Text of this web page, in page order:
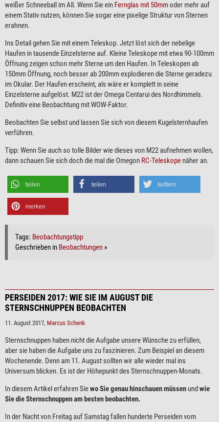
weißer Schneeball im All. Wenn Sie ein Fernglas mit 50mmoder mehr auf
einem Stativ nutzen, können Sie sogar eine pixelige Struktur von Sternen
erahnen.
Ins Detail gehen Sie mit einem Teleskop. Jetzt löst sich der nebelige
Haufen in tausende Einzelsterne auf. Kleine Teleskope mit etwa 90-100mm
Öffnung zeigen schon mehr Sterne um den Haufen. In Teleskopen ab
150mm Öffnung, noch besser ab 200mm explodieren die Sterne geradezu
im Okular. Der Haufen erscheint, als wäre er komplett in seine
Einzelsterne aufgelöst. M22 ist der Omega Centarui des Nordhimmels.
Definitiv eine Beobachtung mit WOW-Faktor.
Beobachten Sie selbst und lassen Sie sich von diesem Kugelsternhaufen
verführen.
Tipp: Wenn Sie auch so tolle Bilder wie dieses von M22 aufnehmen wollen,
dann schauen Sie sich doch die mal die Omegon RC-Teleskope näher an.
teilen teilen twittern
merken
Tags: Beobachtungstipp
Geschrieben in Beobachtungen »
PERSEIDEN 2017: WIE SIE IM AUGUST DIE
STERNSCHNUPPEN BEOBACHTEN
11. August 2017, Marcus Schenk
Sternschnuppen haben nicht die Aufgabe unsere Wünsche zu erfüllen,
aber sie haben die Aufgabe uns zu faszinieren. Zum Beispiel an diesem
Wochenende. Denn am 11. August sollten wir alle wieder mal ins
Universum blicken. Es ist der Höhepunkt des Sternschnuppen-Monats.
In diesem Artikel erfahren Siewo Sie genau hinschauen müssen und wie
Sie die Sternschnuppen am besten beobachten.
In der Nacht von Freitag auf Samstag fallen hunderte Perseiden vom